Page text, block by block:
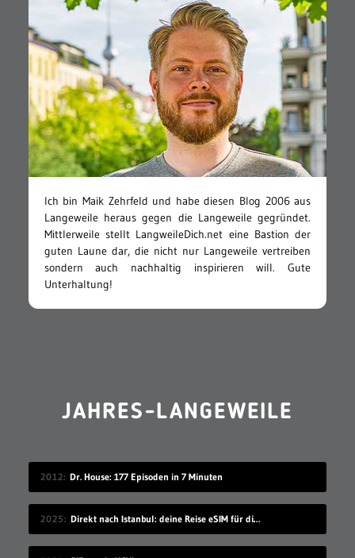
Ich bin Maik Zehrfeld und habe diesen Blog 2006 aus
Langeweile heraus gegen die Langeweile gegründet.
Mittlerweile stellt LangweileDich.net eine Bastion der
guten Laune dar, die nicht nur Langeweile vertreiben
sondern auch nachhaltig inspirieren will. Gute
Unterhaltung!
JAHRES-LANGEWEILE
2012 Dr. House: 177 Episoden in 7 Minuten
2025 Direkt nach Istanbul: deine Reise eSIM für die Türkei